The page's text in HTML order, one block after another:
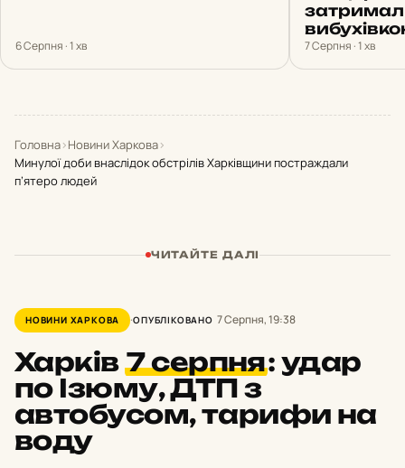
6 Серпня · 1 хв 7 Серпня · 1 хв
Головна›Новини Харкова›
Минулої доби внаслідок обстрілів Харківщини постраждали
п’ятеро людей
ЧИТАЙТЕ ДАЛІ
НОВИНИ ХАРКОВА ОПУБЛІКОВАНО 7 Серпня, 19:38
Харків7 серпня: удар
по Ізюму, ДТП з
автобусом, тарифи на
воду